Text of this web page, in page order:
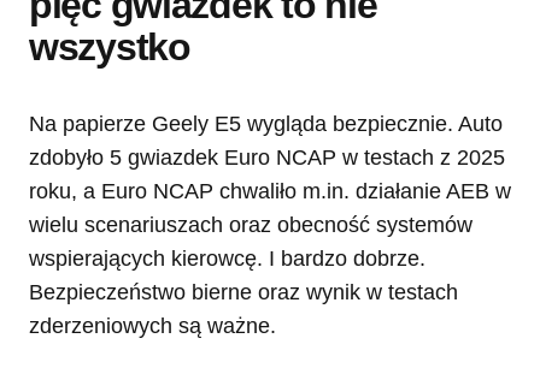
wszystko
Na papierze Geely E5 wygląda bezpiecznie. Auto
zdobyło 5 gwiazdek Euro NCAP w testach z 2025
roku, a Euro NCAP chwaliło m.in. działanie AEB w
wielu scenariuszach oraz obecność systemów
wspierających kierowcę. I bardzo dobrze.
Bezpieczeństwo bierne oraz wynik w testach
zderzeniowych są ważne.